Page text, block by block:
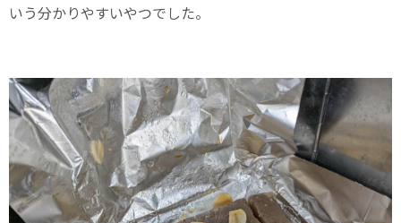
いう分かりやすいやつでした。